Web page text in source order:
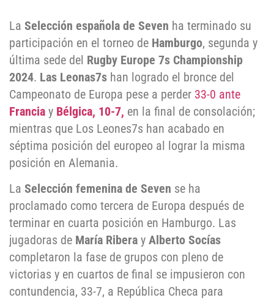
La Selección española de Seven ha terminado su
participación en el torneo de Hamburgo, segunda y
última sede del Rugby Europe 7s Championship
2024. Las Leonas7s han logrado el bronce del
Campeonato de Europa pese a perder 33-0 ante
Francia y Bélgica, 10-7, en la final de consolación;
mientras que Los Leones7s han acabado en
séptima posición del europeo al lograr la misma
posición en Alemania.
La Selección femenina de Seven se ha
proclamado como tercera de Europa después de
terminar en cuarta posición en Hamburgo. Las
jugadoras de María Ribera y Alberto Socías
completaron la fase de grupos con pleno de
victorias y en cuartos de final se impusieron con
contundencia, 33-7, a República Checa para